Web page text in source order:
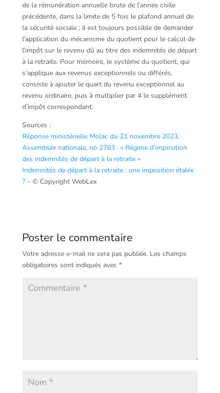
de la rémunération annuelle brute de l’année civile
précédente, dans la limite de 5 fois le plafond annuel de
la sécurité sociale ; il est toujours possible de demander
l’application du mécanisme du quotient pour le calcul de
l’impôt sur le revenu dû au titre des indemnités de départ
à la retraite. Pour mémoire, le système du quotient, qui
s’applique aux revenus exceptionnels ou différés,
consiste à ajouter le quart du revenu exceptionnel au
revenu ordinaire, puis à multiplier par 4 le supplément
d’impôt correspondant.
Sources :
Réponse ministérielle Molac du 21 novembre 2023,
Assemblée nationale, no 2763 : « Régime d’imposition
des indemnités de départ à la retraite »
Indemnités de départ à la retraite : une imposition étalée
?– © Copyright WebLex
Poster le commentaire
Votre adresse e-mail ne sera pas publiée. Les champs
obligatoires sont indiqués avec *